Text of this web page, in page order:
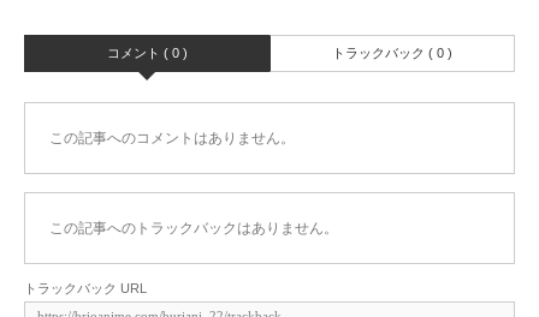
コメント ( 0 ) トラックバック ( 0 )
この記事へのコメントはありません。
この記事へのトラックバックはありません。
トラックバック URL